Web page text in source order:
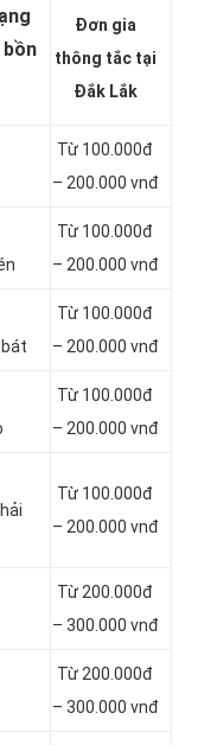
Đơn gia
thông tắc tại
Đắk Lắk
Từ 100.000đ
– 200.000 vnđ
Từ 100.000đ
– 200.000 vnđ
Từ 100.000đ
– 200.000 vnđ
Từ 100.000đ
– 200.000 vnđ
Từ 100.000đ
– 200.000 vnđ
Từ 200.000đ
– 300.000 vnđ
Từ 200.000đ
– 300.000 vnđ